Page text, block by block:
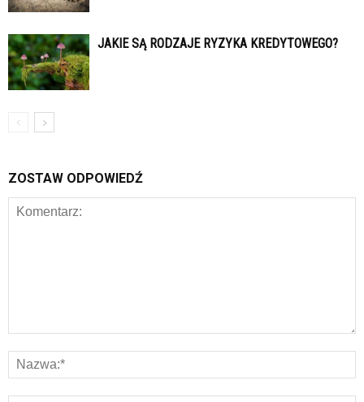
JAKIE SĄ RODZAJE RYZYKA KREDYTOWEGO?
ZOSTAW ODPOWIEDŹ